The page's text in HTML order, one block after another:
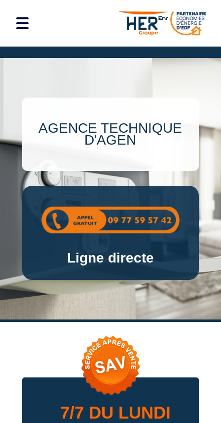
AGENCE TECHNIQUE
D'AGEN
Ligne directe
7/7 DU LUNDI